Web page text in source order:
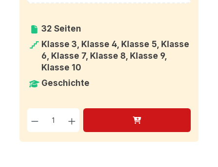
32 Seiten
Klasse 3, Klasse 4, Klasse 5, Klasse
6, Klasse 7, Klasse 8, Klasse 9,
Klasse 10
Geschichte
Produkt Anzahl: Gib den